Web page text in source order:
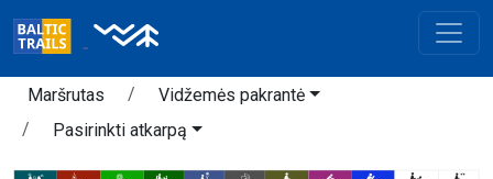
Maršrutas
Vidžemės pakrantė
Pasirinkti atkarpą